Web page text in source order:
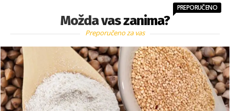
Možda vas zanima?
PREPORUČENO
Preporučeno za vas